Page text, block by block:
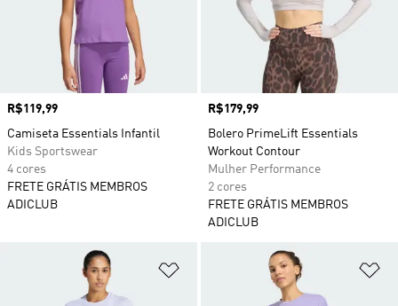
Preço
R$119,99
Camiseta Essentials Infantil
Kids Sportswear
4 cores
FRETE GRÁTIS MEMBROS
ADICLUB
Preço
R$179,99
Bolero PrimeLift Essentials
Workout Contour
Mulher Performance
2 cores
FRETE GRÁTIS MEMBROS
ADICLUB
Adicionar à Lista de Desejos